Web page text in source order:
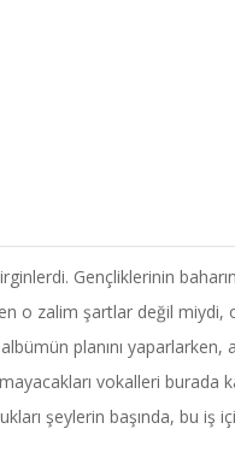
Gençliklerinin
o zalim şartlar değil miydi,
planını yaparlarken,
vokalleri
şeylerin başında, bu iş için